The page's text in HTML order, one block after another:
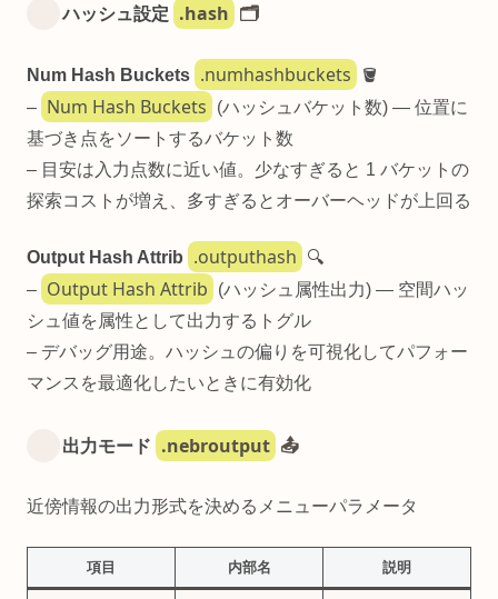
ハッシュ設定 .hash 🗂️
Num Hash Buckets .numhashbuckets
🪣
– Num Hash Buckets
(ハッシュバケット数) — 位置に
基づき点をソートするバケット数
– 目安は入力点数に近い値。少なすぎると 1 バケットの
探索コストが増え、多すぎるとオーバーヘッドが上回る
Output Hash Attrib .outputhash
🔍
– Output Hash Attrib
(ハッシュ属性出力) — 空間ハッ
シュ値を属性として出力するトグル
– デバッグ用途。ハッシュの偏りを可視化してパフォー
マンスを最適化したいときに有効化
出力モード .nebroutput 📤
近傍情報の出力形式を決めるメニューパラメータ
項目 内部名 説明